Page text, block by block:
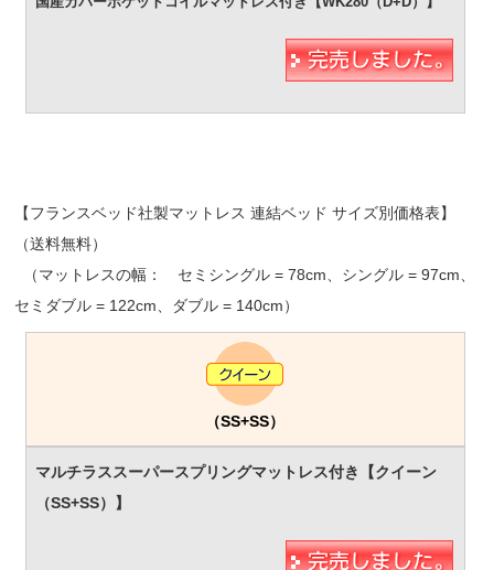
【フランスベッド社製マットレス 連結ベッド サイズ別価格表】
（送料無料）
（マットレスの幅： セミシングル = 78cm、シングル = 97cm、
セミダブル = 122cm、ダブル = 140cm）
（SS+SS）